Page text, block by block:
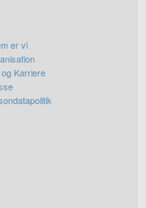
er vi
Karriere